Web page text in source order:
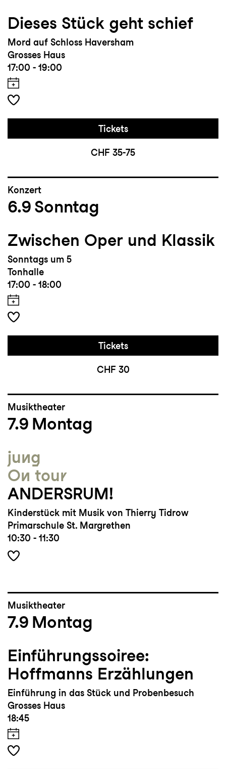
Dieses Stück geht schief
Mord auf Schloss Haversham
Grosses Haus
17:00 - 19:00
Tickets
CHF 35-75
Konzert
6.9 Sonntag
Zwischen Oper und Klassik
Sonntags um 5
Tonhalle
17:00 - 18:00
Tickets
CHF 30
Musiktheater
7.9 Montag
jung
On tour
ANDERSRUM!
Kinderstück mit Musik von Thierry Tidrow
Primarschule St. Margrethen
10:30 - 11:30
Musiktheater
7.9 Montag
Einführungssoiree:
Hoffmanns Erzählungen
Einführung in das Stück und Probenbesuch
Grosses Haus
18:45